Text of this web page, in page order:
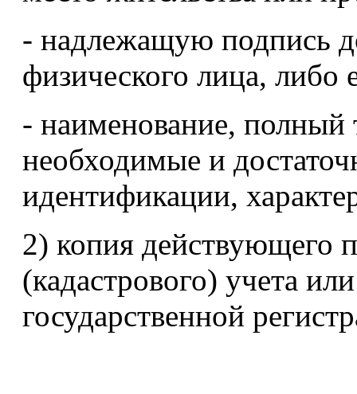
- надлежащую подпись
физического лица, либо
- наименование, полный
необходимые и
идентификации,
2) копия действующего
(кадастрового) учета
государственной